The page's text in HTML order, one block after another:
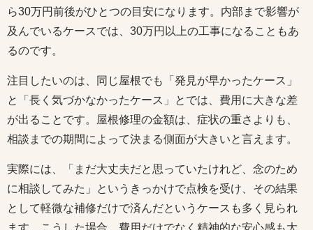
ら30万円前後がひとつの目安になります。内部まで影響が
及んでいるケースでは、30万円以上の工事になることもあ
るのです。
注目したいのは、同じ屋根でも「発見が早かったケース」
と「長く気づかなかったケース」とでは、費用に大きな差
が出ることです。屋根修理の金額は、症状の重さよりも、
相談までの期間によって決まる側面が大きいと言えます。
実際には、「まだ大丈夫だと思っていたけれど、念のため
に相談してみた」というきっかけで点検を受け、その結果
として軽微な補修だけで済んだというケースも多く見られ